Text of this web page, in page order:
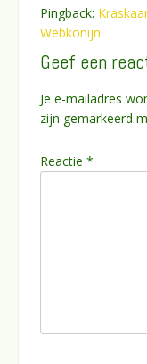
Pingback:
Webkonijn
Geef een
Je e-mailadres
zijn gemarkeerd
Reactie *